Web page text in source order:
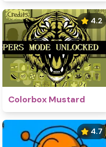
4.2
Colorbox Mustard
4.7